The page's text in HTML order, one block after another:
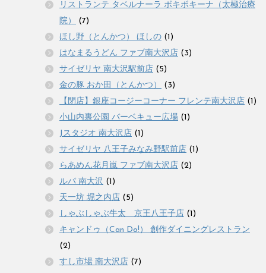
リストランテ タベルナーラ ボキボキーナ（太極治療
院）
(7)
ほし野（とんかつ） ほしの (1)
はなまるうどん ファブ南大沢店 (3)
サイゼリヤ 南大沢駅前店 (5)
金の豚 おか田（とんかつ）
(3)
【閉店】銀座コージーコーナー フレンテ南大沢店 (1)
小山内裏公園 バーベキュー広場 (1)
Jスタジオ 南大沢店 (1)
サイゼリヤ 八王子みなみ野駅前店 (1)
らあめん花月嵐 ファブ南大沢店 (2)
ルパ 南大沢 (1)
天一坊 堀之内店 (5)
しゃぶしゃぶ牛太 京王八王子店 (1)
キャンドゥ（Can Do!） 創作ダイニングレストラン
(2)
すし市場 南大沢店 (7)